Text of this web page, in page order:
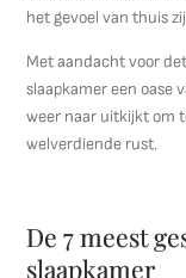
het gevoel van thuis
Met aandacht voor
slaapkamer een oase
weer naar uitkijkt om
welverdiende rust.
De 7 meest
slaapkamer